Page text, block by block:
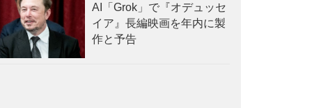
AI「Grok」で『オデュッセ
イア』長編映画を年内に製
作と予告